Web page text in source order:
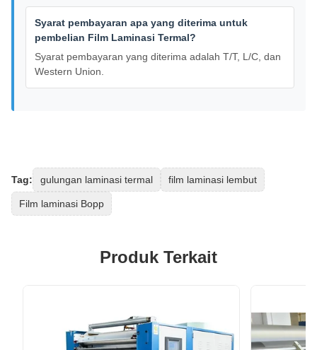
Syarat pembayaran apa yang diterima untuk
pembelian Film Laminasi Termal?
Syarat pembayaran yang diterima adalah T/T, L/C, dan
Western Union.
Tag: gulungan laminasi termal film laminasi lembut
Film laminasi Bopp
Produk Terkait